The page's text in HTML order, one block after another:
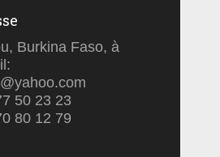
Burkina Faso, à
50 23 23
80 12 79